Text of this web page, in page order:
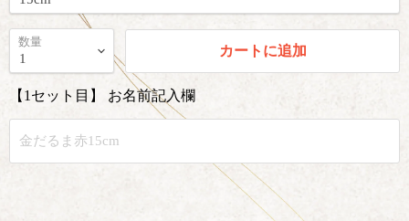
数量 カートに追加
【1セット目】 お名前記入欄